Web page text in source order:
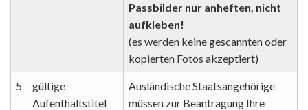
Passbilder nur anheften, nicht
aufkleben!
(es werden keine gescannten oder
kopierten Fotos akzeptiert)
5
gültige
Aufenthaltstitel
Ausländische Staatsangehörige
müssen zur Beantragung Ihre